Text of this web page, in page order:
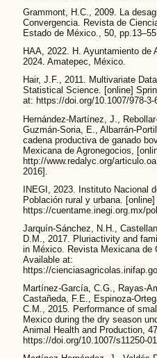
Grammont, H.C., 2009. La
Convergencia. Revista de
Estado de México., 50,
HAA, 2022. H. Ayuntamiento de
2024. Amatepec, México.
Hair, J.F., 2011. Multivariate
Statistical Science. [online]
at: https://doi.org/10.1007/978-3-
Hernández-Martínez, J.,
Guzmán-Soria, E., Albarrán-
cadena productiva de ganado
Mexicana de Agronegocios,
http://www.redalyc.org/
2016].
INEGI, 2023. Instituto Nacional
Población rural y urbana.
https://cuentame.inegi.org.mx/
Jarquín-Sánchez, N.H.,
D.M., 2017. Pluriactivity and
in México. Revista Mexicana de
Available at:
https://
Martínez-García, C.G., Rayas-
Castañeda, F.E., Espinoza-
C.M., 2015. Performance of
Mexico during the dry season
Animal Health and Production,
https://doi.org/10.1007/s11250-